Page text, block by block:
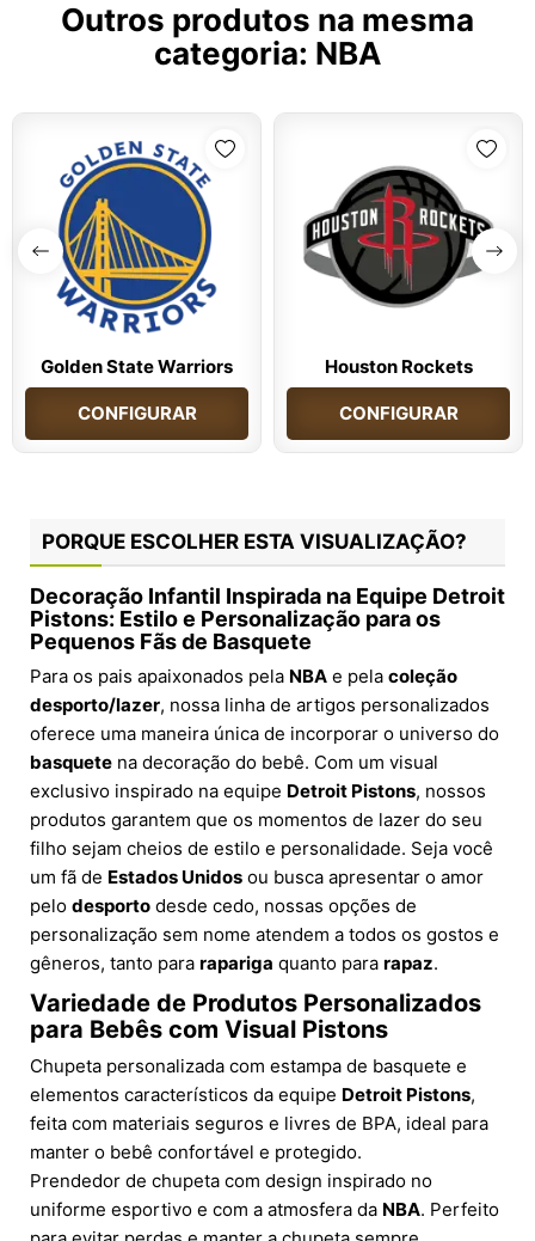
Outros produtos na mesma
categoria: NBA
Golden State Warriors
CONFIGURAR
Houston Rockets
CONFIGURAR
PORQUE ESCOLHER ESTA VISUALIZAÇÃO?
Decoração Infantil Inspirada na Equipe Detroit
Pistons: Estilo e Personalização para os
Pequenos Fãs de Basquete
Para os pais apaixonados pela NBA e pela coleção
desporto/lazer, nossa linha de artigos personalizados
oferece uma maneira única de incorporar o universo do
basquete na decoração do bebê. Com um visual
exclusivo inspirado na equipe Detroit Pistons, nossos
produtos garantem que os momentos de lazer do seu
filho sejam cheios de estilo e personalidade. Seja você
um fã de Estados Unidos ou busca apresentar o amor
pelo desporto desde cedo, nossas opções de
personalização sem nome atendem a todos os gostos e
gêneros, tanto para rapariga quanto para rapaz.
Variedade de Produtos Personalizados
para Bebês com Visual Pistons
Chupeta personalizada com estampa de basquete e
elementos característicos da equipe Detroit Pistons,
feita com materiais seguros e livres de BPA, ideal para
manter o bebê confortável e protegido.
Prendedor de chupeta com design inspirado no
uniforme esportivo e com a atmosfera da NBA. Perfeito